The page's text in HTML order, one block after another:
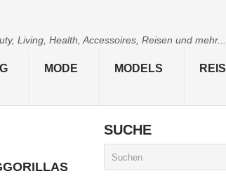
Living, Health, Accessoires, Reisen und mehr...
MODE MODELS
SUCHE